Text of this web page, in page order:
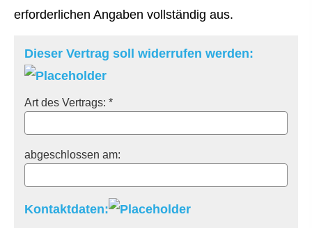
erforderlichen Angaben vollständig aus.
Dieser Vertrag soll widerrufen werden:
Art des Vertrags: *
abgeschlossen am:
Kontaktdaten: